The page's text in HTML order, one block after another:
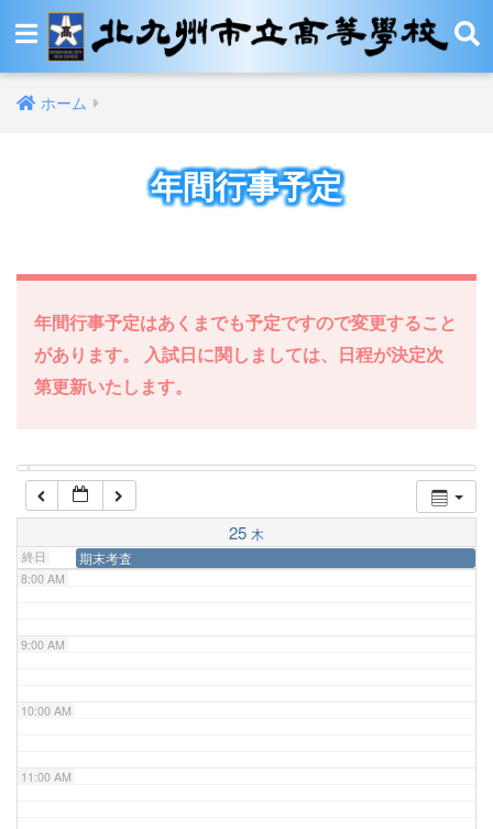
ホーム
年間行事予定
年間行事予定はあくまでも予定ですので変更すること
があります。 入試日に関しましては、日程が決定次
第更新いたします。
25 木
終日 期末考査
12:00 AM
1:00 AM
4:00 AM
5:00 AM
7:00 AM
8:00 AM
9:00 AM
10:00 AM
11:00 AM